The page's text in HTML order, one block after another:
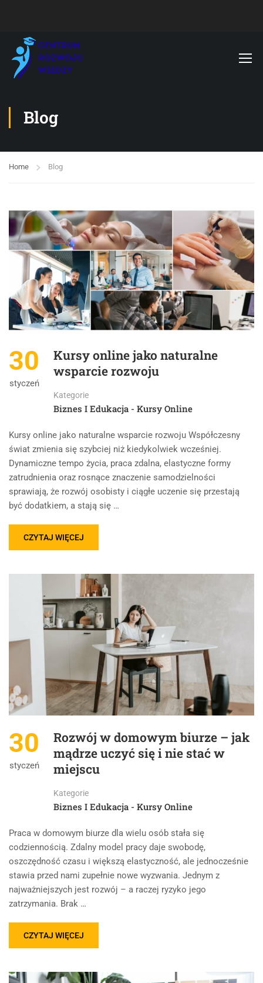
Blog
Home Blog
30
styczeń
Kursy online jako naturalne
wsparcie rozwoju
Kategorie
Biznes I Edukacja - Kursy Online
Kursy online jako naturalne wsparcie rozwoju Współczesny
świat zmienia się szybciej niż kiedykolwiek wcześniej.
Dynamiczne tempo życia, praca zdalna, elastyczne formy
zatrudnienia oraz rosnące znaczenie samodzielności
sprawiają, że rozwój osobisty i ciągłe uczenie się przestają
być dodatkiem, a stają się …
CZYTAJ WIĘCEJ
30
styczeń
Rozwój w domowym biurze – jak
mądrze uczyć się i nie stać w
miejscu
Kategorie
Biznes I Edukacja - Kursy Online
Praca w domowym biurze dla wielu osób stała się
codziennością. Zdalny model pracy daje swobodę,
oszczędność czasu i większą elastyczność, ale jednocześnie
stawia przed nami zupełnie nowe wyzwania. Jednym z
najważniejszych jest rozwój – a raczej ryzyko jego
zatrzymania. Brak …
CZYTAJ WIĘCEJ